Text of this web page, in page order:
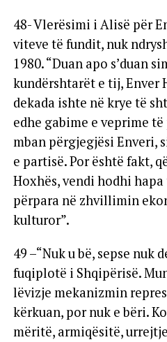
48- Vlerësimi i Alisë për
viteve të fundit, nuk
1980. “Duan apo s’duan
kundërshtarët e tij, Enver
dekada ishte në krye të
edhe gabime e veprime
mban përgjegjësi Enveri,
e partisë. Por është fakt,
Hoxhës, vendi hodhi
përpara në zhvillimin
kulturor”.
49 –“Nuk u bë, sepse nuk
fuqiplotë i Shqipërisë.
lëvizje mekanizmin
kërkuan, por nuk e bëri.
mëritë, armiqësitë,